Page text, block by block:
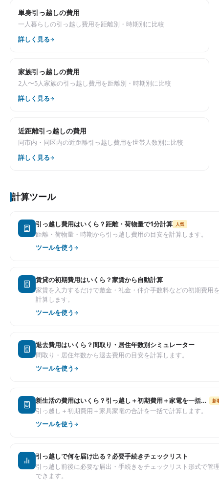
単身引っ越しの費用
一人暮らしの引っ越し費用を距離別・時期別に比較
詳しく見る
家族引っ越しの費用
2人〜5人家族の引っ越し費用を距離別・時期別に比較
詳しく見る
近距離引っ越しの費用
同市内・同区内の近距離引っ越し費用を世帯人数別に比較
詳しく見る
計算ツール
引っ越し費用はいくら？距離・荷物量で1分計算 人気
距離・荷物量・時期から引っ越し費用の目安を計算します。
ツールを使う
賃貸の初期費用はいくら？家賃から自動計算
家賃を入力するだけで敷金・礼金・仲介手数料などの初期費用
計算します。
ツールを使う
退去費用はいくら？間取り・居住年数別シミュレーター
間取り・居住年数から退去費用の目安を計算します。
ツールを使う
新生活の費用はいくら？引っ越し＋初期費用＋家電を一括計算 新
引っ越し＋初期費用＋家具家電の合計を一括で計算します。
ツールを使う
引っ越しで何を届け出る？必要手続きチェックリスト
引っ越し前後に必要な届出・手続きをチェックリスト形式で管
できます。